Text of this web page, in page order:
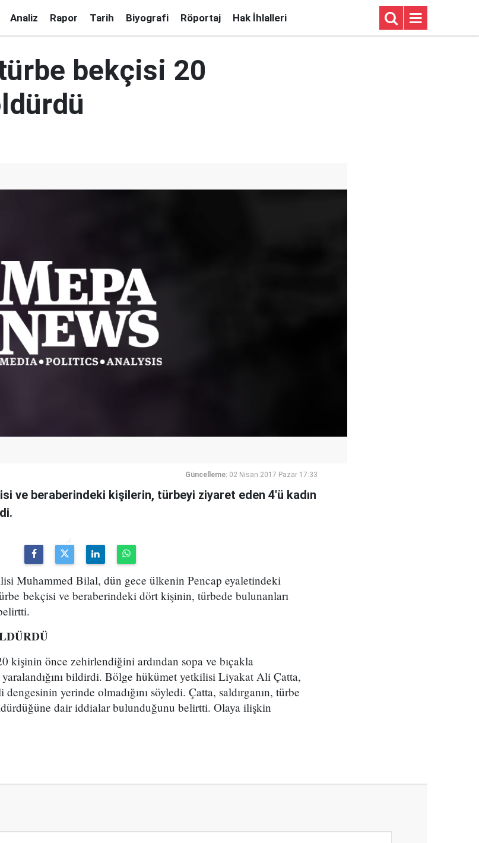
Analiz Rapor Tarih Biyografi Röportaj Hak İhlalleri
bekçisi 20
Güncelleme: 02 Nisan 2017 Pazar 17:33
ve beraberindeki kişilerin, türbeyi ziyaret eden 4'ü kadın
Muhammed Bilal, dün gece ülkenin Pencap eyaletindeki
bekçisi ve beraberindeki dört kişinin, türbede bulunanları
kişinin önce zehirlendiğini ardından sopa ve bıçakla
bildirdi. Bölge hükümet yetkilisi Liyakat Ali Çatta,
yerinde olmadığını söyledi. Çatta, saldırganın, türbe
dair iddialar bulunduğunu belirtti. Olaya ilişkin